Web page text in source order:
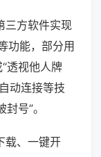
三方软件实现
功能，部分用
透视他人牌
动连接等技
号”。
载、一键开